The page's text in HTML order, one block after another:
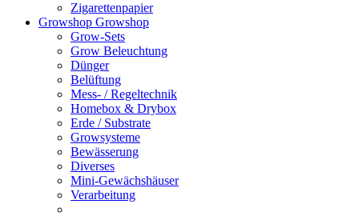
Zigarettenpapier
Growshop Growshop
Grow-Sets
Grow Beleuchtung
Dünger
Belüftung
Mess- / Regeltechnik
Homebox & Drybox
Erde / Substrate
Growsysteme
Bewässerung
Diverses
Mini-Gewächshäuser
Verarbeitung